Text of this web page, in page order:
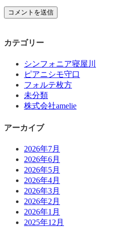
カテゴリー
シンフォニア寝屋川
ピアニシモ守口
フォルテ枚方
未分類
株式会社amelie
アーカイブ
2026年7月
2026年6月
2026年5月
2026年4月
2026年3月
2026年2月
2026年1月
2025年12月